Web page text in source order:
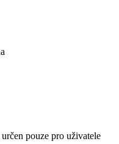
pouze pro uživatele